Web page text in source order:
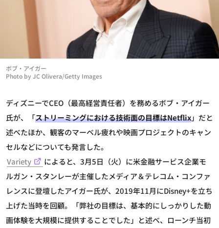
Photo by JC Olivera/Getty Images
ボブ・アイガー
ディズニーでCEO（最高経営責任者）を務めるボブ・アイガー
氏が、「ストリーミングにおける技術面の目標はNetflix」だと
述べたほか、観客のマーベル疲れや映画プロジェクトのキャン
セルなどについても発言した。
Variety
によると、3月5日（火）に米金融サービス企業モ
ルガン・スタンレーが主催したメディア＆テレコム・コンファ
レンスに登壇したアイガー氏が、2019年11月にDisney+を立ち
上げた当時を回顧。「弊社の目標は、基本的にしっかりした動
画体験を大規模に提供することでした」と述べ、ローンチ当初